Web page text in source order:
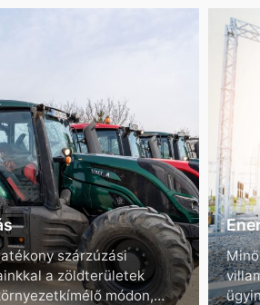
szárzúzási
a zöldterületek
módon,